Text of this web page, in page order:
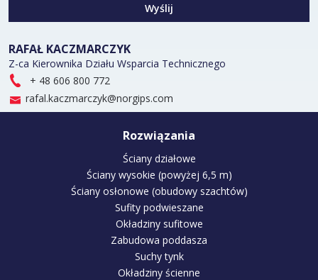
Wyślij
RAFAŁ KACZMARCZYK
Z-ca Kierownika Działu Wsparcia Technicznego
+ 48 606 800 772
rafal.kaczmarczyk@norgips.com
Rozwiązania
Ściany działowe
Ściany wysokie (powyżej 6,5 m)
Ściany osłonowe (obudowy szachtów)
Sufity podwieszane
Okładziny sufitowe
Zabudowa poddasza
Suchy tynk
Okładziny ścienne